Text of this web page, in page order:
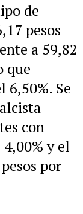
de
pesos
a 59,82
que
6,50%. Se
con
y el
por